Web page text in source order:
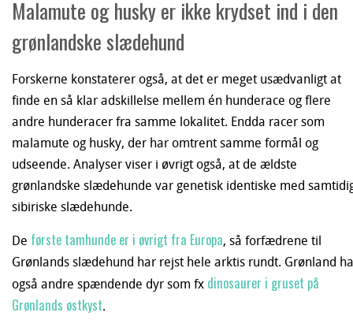
Malamute og husky er ikke krydset ind i den
grønlandske slædehund
Forskerne konstaterer også, at det er meget usædvanligt at
finde en så klar adskillelse mellem én hunderace og flere
andre hunderacer fra samme lokalitet. Endda racer som
malamute og husky, der har omtrent samme formål og
udseende. Analyser viser i øvrigt også, at de ældste
grønlandske slædehunde var genetisk identiske med
sibiriske slædehunde.
De første tamhunde er i øvrigt fra Europa, så forfædrene til
Grønlands slædehund har rejst hele arktis rundt. Grønland
også andre spændende dyr som fx dinosaurer i gruset på
Grønlands østkyst.